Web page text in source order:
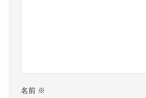
名前 ※